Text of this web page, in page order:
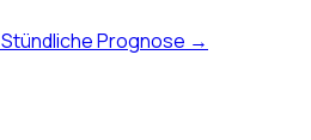
Stündliche Prognose →